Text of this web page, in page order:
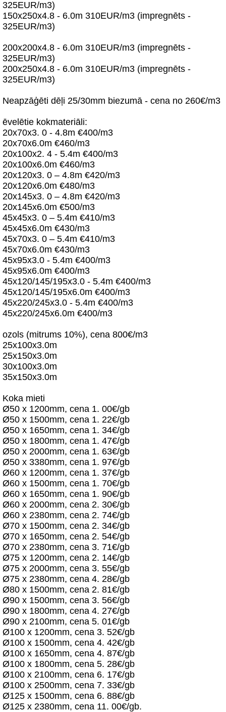
325EUR/m3)
150x250x4.8 - 6.0m 310EUR/m3 (impregnēts -
325EUR/m3)
200x200x4.8 - 6.0m 310EUR/m3 (impregnēts -
325EUR/m3)
200x250x4.8 - 6.0m 310EUR/m3 (impregnēts -
325EUR/m3)
Neapzāģēti dēļi 25/30mm biezumā - cena no 260€/m3
ēvelētie kokmateriāli:
20x70x3. 0 - 4.8m €400/m3
20x70x6.0m €460/m3
20x100x2. 4 - 5.4m €400/m3
20x100x6.0m €460/m3
20x120x3. 0 – 4.8m €420/m3
20x120x6.0m €480/m3
20x145x3. 0 – 4.8m €420/m3
20x145x6.0m €500/m3
45x45x3. 0 – 5.4m €410/m3
45x45x6.0m €430/m3
45x70x3. 0 – 5.4m €410/m3
45x70x6.0m €430/m3
45x95x3.0 - 5.4m €400/m3
45x95x6.0m €400/m3
45x120/145/195x3.0 - 5.4m €400/m3
45x120/145/195x6.0m €400/m3
45x220/245x3.0 - 5.4m €400/m3
45x220/245x6.0m €400/m3
ozols (mitrums 10%), cena 800€/m3
25x100x3.0m
25x150x3.0m
30x100x3.0m
35x150x3.0m
Koka mieti
Ø50 x 1200mm, cena 1. 00€/gb
Ø50 x 1500mm, cena 1. 22€/gb
Ø50 x 1650mm, cena 1. 34€/gb
Ø50 x 1800mm, cena 1. 47€/gb
Ø50 x 2000mm, cena 1. 63€/gb
Ø50 x 3380mm, cena 1. 97€/gb
Ø60 x 1200mm, cena 1. 37€/gb
Ø60 x 1500mm, cena 1. 70€/gb
Ø60 x 1650mm, cena 1. 90€/gb
Ø60 x 2000mm, cena 2. 30€/gb
Ø60 x 2380mm, cena 2. 74€/gb
Ø70 x 1500mm, cena 2. 34€/gb
Ø70 x 1650mm, cena 2. 54€/gb
Ø70 x 2380mm, cena 3. 71€/gb
Ø75 x 1200mm, cena 2. 14€/gb
Ø75 x 2000mm, cena 3. 55€/gb
Ø75 x 2380mm, cena 4. 28€/gb
Ø80 x 1500mm, cena 2. 81€/gb
Ø90 x 1500mm, cena 3. 56€/gb
Ø90 x 1800mm, cena 4. 27€/gb
Ø90 x 2100mm, cena 5. 01€/gb
Ø100 x 1200mm, cena 3. 52€/gb
Ø100 x 1500mm, cena 4. 42€/gb
Ø100 x 1650mm, cena 4. 87€/gb
Ø100 x 1800mm, cena 5. 28€/gb
Ø100 x 2100mm, cena 6. 17€/gb
Ø100 x 2500mm, cena 7. 33€/gb
Ø125 x 1500mm, cena 6. 88€/gb
Ø125 x 2380mm, cena 11. 00€/gb.